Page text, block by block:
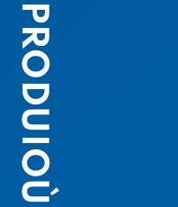
PRODUIOÙ